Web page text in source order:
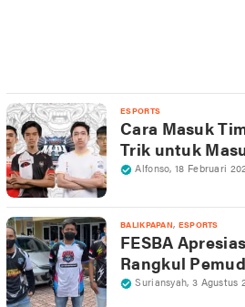
ESPORTS
Cara Masuk
Trik untuk
Alfonso,18 Februari
BALIKPAPAN, ESPORTS
FESBA
Rangkul
Suriansyah, 3 Agustus